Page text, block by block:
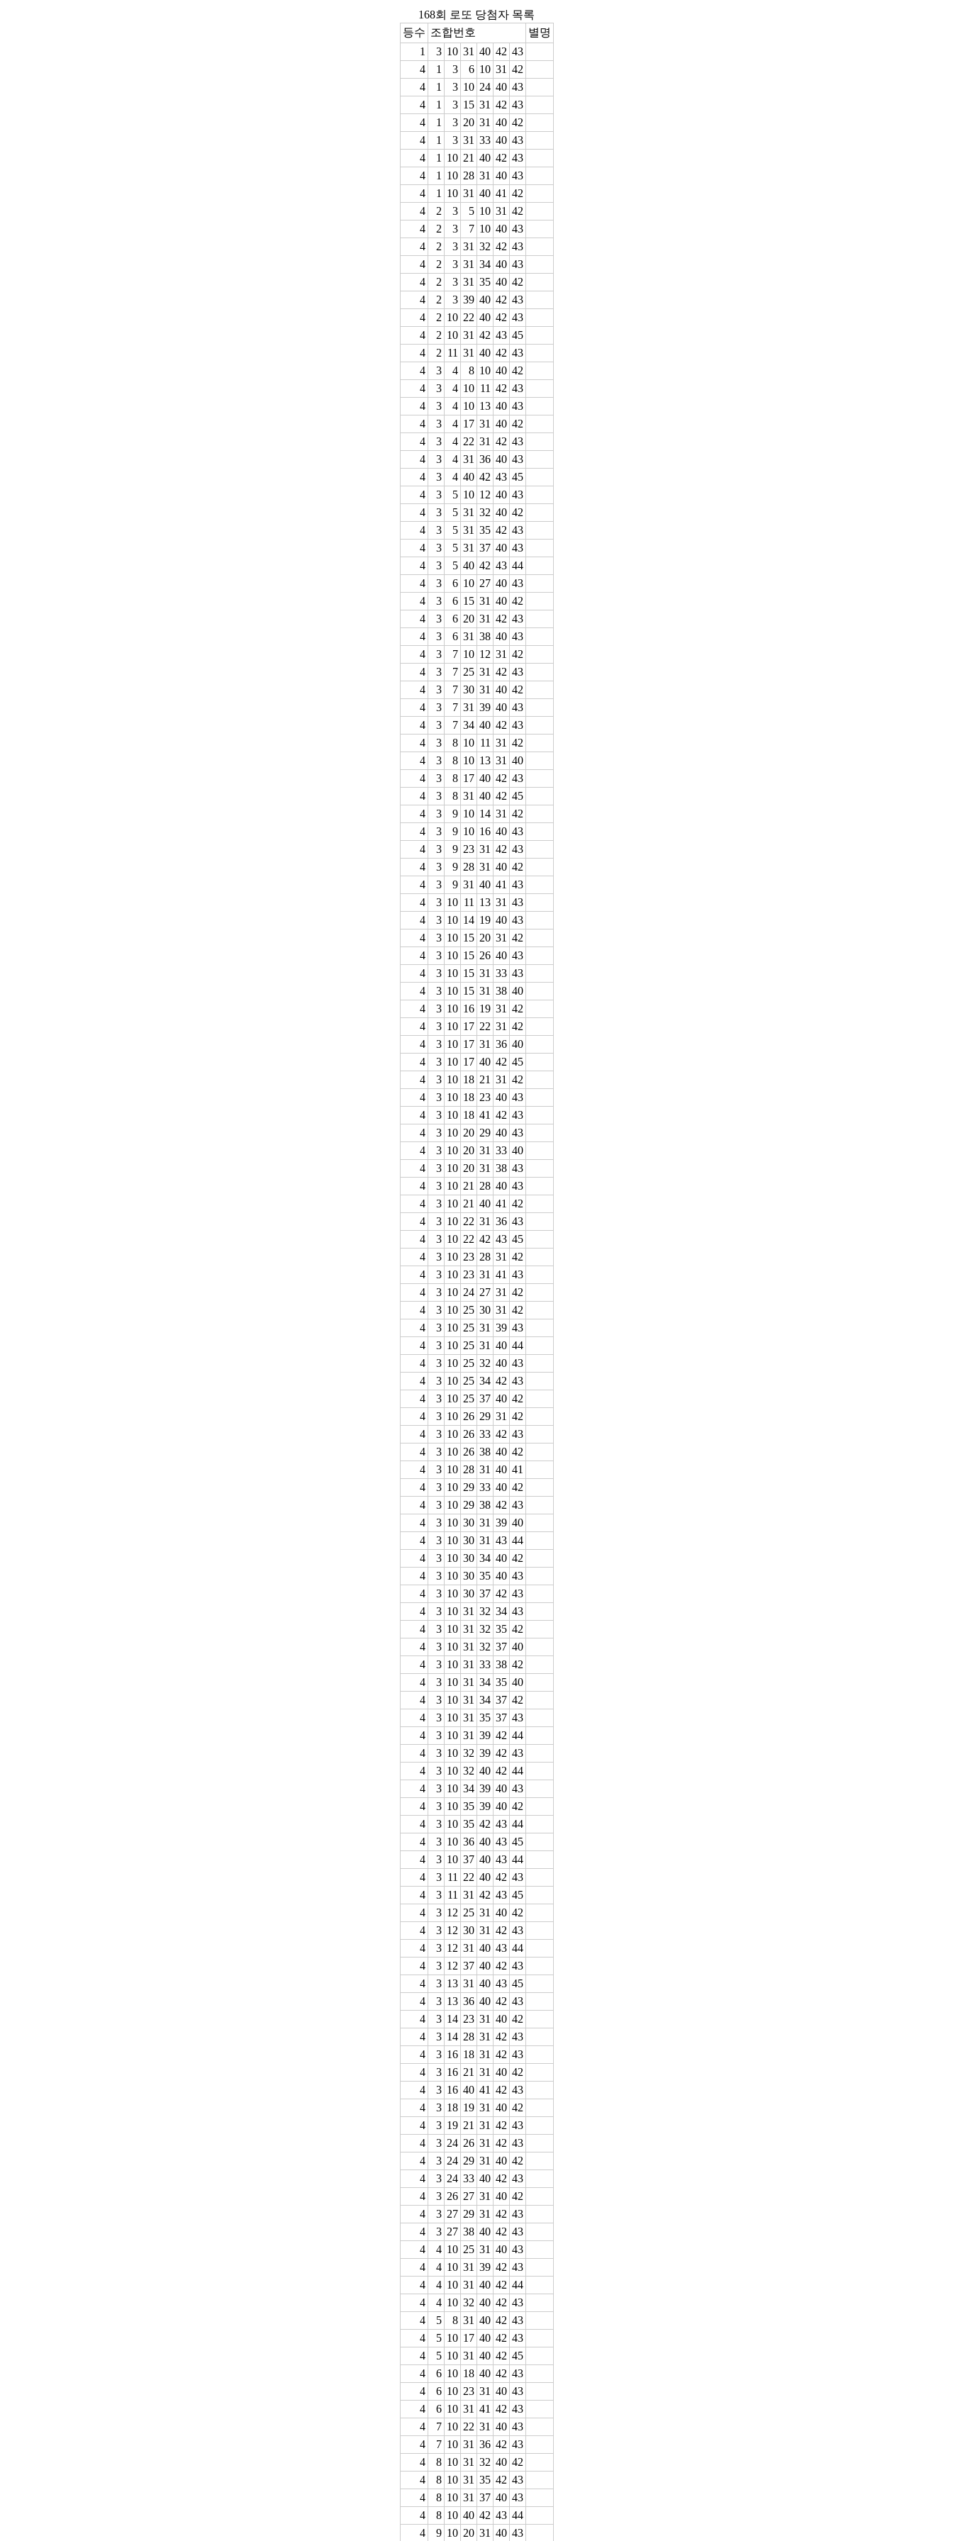
168회 로또 당첨자 목록
등수 조합번호
별명
1
3 10 31 40 42 43
4
1 3 6 10 31 42
4
1 3 10 24 40 43
4
1 3 15 31 42 43
4
1 3 20 31 40 42
4
1 3 31 33 40 43
4
1 10 21 40 42 43
4
1 10 28 31 40 43
4
1 10 31 40 41 42
4
2 3 5 10 31 42
4
2 3 7 10 40 43
4
2 3 31 32 42 43
4
2 3 31 34 40 43
4
2 3 31 35 40 42
4
2 3 39 40 42 43
4
2 10 22 40 42 43
4
2 10 31 42 43 45
4
2 11 31 40 42 43
4
3 4 8 10 40 42
4
3 4 10 11 42 43
4
3 4 10 13 40 43
4
3 4 17 31 40 42
4
3 4 22 31 42 43
4
3 4 31 36 40 43
4
3 4 40 42 43 45
4
3 5 10 12 40 43
4
3 5 31 32 40 42
4
3 5 31 35 42 43
4
3 5 31 37 40 43
4
3 5 40 42 43 44
4
3 6 10 27 40 43
4
3 6 15 31 40 42
4
3 6 20 31 42 43
4
3 6 31 38 40 43
4
3 7 10 12 31 42
4
3 7 25 31 42 43
4
3 7 30 31 40 42
4
3 7 31 39 40 43
4
3 7 34 40 42 43
4
3 8 10 11 31 42
4
3 8 10 13 31 40
4
3 8 17 40 42 43
4
3 8 31 40 42 45
4
3 9 10 14 31 42
4
3 9 10 16 40 43
4
3 9 23 31 42 43
4
3 9 28 31 40 42
4
3 9 31 40 41 43
4
3 10 11 13 31 43
4
3 10 14 19 40 43
4
3 10 15 20 31 42
4
3 10 15 26 40 43
4
3 10 15 31 33 43
4
3 10 15 31 38 40
4
3 10 16 19 31 42
4
3 10 17 22 31 42
4
3 10 17 31 36 40
4
3 10 17 40 42 45
4
3 10 18 21 31 42
4
3 10 18 23 40 43
4
3 10 18 41 42 43
4
3 10 20 29 40 43
4
3 10 20 31 33 40
4
3 10 20 31 38 43
4
3 10 21 28 40 43
4
3 10 21 40 41 42
4
3 10 22 31 36 43
4
3 10 22 42 43 45
4
3 10 23 28 31 42
4
3 10 23 31 41 43
4
3 10 24 27 31 42
4
3 10 25 30 31 42
4
3 10 25 31 39 43
4
3 10 25 31 40 44
4
3 10 25 32 40 43
4
3 10 25 34 42 43
4
3 10 25 37 40 42
4
3 10 26 29 31 42
4
3 10 26 33 42 43
4
3 10 26 38 40 42
4
3 10 28 31 40 41
4
3 10 29 33 40 42
4
3 10 29 38 42 43
4
3 10 30 31 39 40
4
3 10 30 31 43 44
4
3 10 30 34 40 42
4
3 10 30 35 40 43
4
3 10 30 37 42 43
4
3 10 31 32 34 43
4
3 10 31 32 35 42
4
3 10 31 32 37 40
4
3 10 31 33 38 42
4
3 10 31 34 35 40
4
3 10 31 34 37 42
4
3 10 31 35 37 43
4
3 10 31 39 42 44
4
3 10 32 39 42 43
4
3 10 32 40 42 44
4
3 10 34 39 40 43
4
3 10 35 39 40 42
4
3 10 35 42 43 44
4
3 10 36 40 43 45
4
3 10 37 40 43 44
4
3 11 22 40 42 43
4
3 11 31 42 43 45
4
3 12 25 31 40 42
4
3 12 30 31 42 43
4
3 12 31 40 43 44
4
3 12 37 40 42 43
4
3 13 31 40 43 45
4
3 13 36 40 42 43
4
3 14 23 31 40 42
4
3 14 28 31 42 43
4
3 16 18 31 42 43
4
3 16 21 31 40 42
4
3 16 40 41 42 43
4
3 18 19 31 40 42
4
3 19 21 31 42 43
4
3 24 26 31 42 43
4
3 24 29 31 40 42
4
3 24 33 40 42 43
4
3 26 27 31 40 42
4
3 27 29 31 42 43
4
3 27 38 40 42 43
4
4 10 25 31 40 43
4
4 10 31 39 42 43
4
4 10 31 40 42 44
4
4 10 32 40 42 43
4
5 8 31 40 42 43
4
5 10 17 40 42 43
4
5 10 31 40 42 45
4
6 10 18 40 42 43
4
6 10 23 31 40 43
4
6 10 31 41 42 43
4
7 10 22 31 40 43
4
7 10 31 36 42 43
4
8 10 31 32 40 42
4
8 10 31 35 42 43
4
8 10 31 37 40 43
4
8 10 40 42 43 44
4
9 10 20 31 40 43